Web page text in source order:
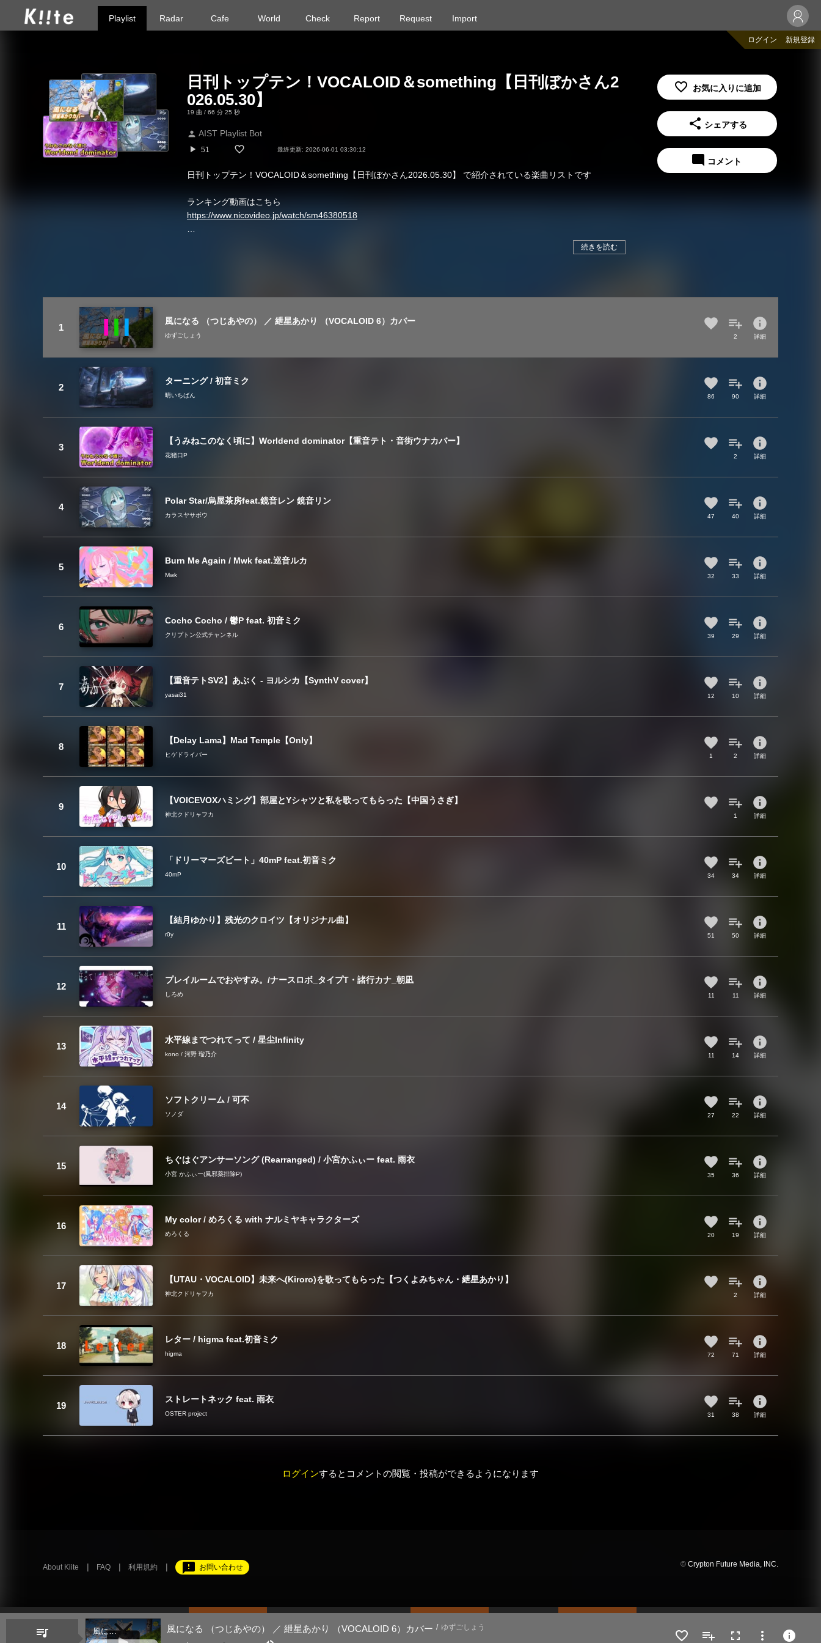
Playlist Radar Cafe World Check Report Request Import
ログイン 新規登録
日刊トップテン！VOCALOID＆something【日刊ぼかさん2
026.05.30】
19 曲 / 66 分 25 秒
person AIST Playlist Bot
play_arrow 51 最終更新: 2026-06-01 03:30:12
日刊トップテン！VOCALOID＆something【日刊ぼかさん2026.05.30】 で紹介されている楽曲リストです
ランキング動画はこちら
https://www.nicovideo.jp/watch/sm46380518
続きを読む
share シェアする
mode_comment コメント
風になる （つじあやの） ／ 紲星あかり （VOCALOID 6）カバー
ゆずごしょう 2
info
詳細
ターニング / 初音ミク
晴いちばん 86 90
info
詳細
【うみねこのなく頃に】Worldend dominator【重音テト・音街ウナカバー】
花猪口P 2
info
詳細
Polar Star/烏屋茶房feat.鏡音レン 鏡音リン
カラスヤサボウ 47 40
info
詳細
Burn Me Again / Mwk feat.巡音ルカ
Mwk 32 33
info
詳細
Cocho Cocho / 鬱P feat. 初音ミク
クリプトン公式チャンネル 39 29
info
詳細
【重音テトSV2】あぶく - ヨルシカ【SynthV cover】
yasai31 12 10
info
詳細
【Delay Lama】Mad Temple【Only】
ヒゲドライバー 1 2
info
詳細
【VOICEVOXハミング】部屋とYシャツと私を歌ってもらった【中国うさぎ】
神北クドリャフカ 1
info
詳細
「ドリーマーズビート」40mP feat.初音ミク
40mP 34 34
info
詳細
【結月ゆかり】残光のクロイツ【オリジナル曲】
r0y 51 50
info
詳細
プレイルームでおやすみ。/ナースロボ_タイプT・諸行カナ_朝凪
しろめ 11 11
info
詳細
水平線までつれてって / 星尘Infinity
kono / 河野 瑠乃介 11 14
info
詳細
ソフトクリーム / 可不
ソノダ 27 22
info
詳細
ちぐはぐアンサーソング (Rearranged) / 小宮かふぃー feat. 雨衣
小宮 かふぃー(風邪薬排除P) 35 36
info
詳細
My color / めろくる with ナルミヤキャラクターズ
めろくる 20 19
info
詳細
【UTAU・VOCALOID】未来へ(Kiroro)を歌ってもらった【つくよみちゃん・紲星あかり】
神北クドリャフカ 2
info
詳細
レター / higma feat.初音ミク
higma 72 71
info
詳細
ストレートネック feat. 雨衣
OSTER project 31 38
info
詳細
ログインするとコメントの閲覧・投稿ができるようになります
About Kiite FAQ 利用規約 feedback お問い合わせ © Crypton Future Media, INC.
queue_music
風になる （つじあやの） ／ 紲星あかり （VOCALOID 6）カバー ゆずごしょう
fullscreen more_vert info